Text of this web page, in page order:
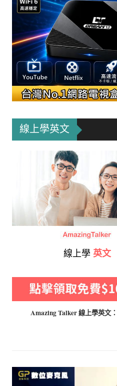
線上學英文
線上學 英文
Amazing Talker 線上學英文：